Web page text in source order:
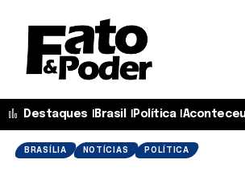
Destaques Brasil Política
BRASÍLIA NOTÍCIAS POLÍTICA